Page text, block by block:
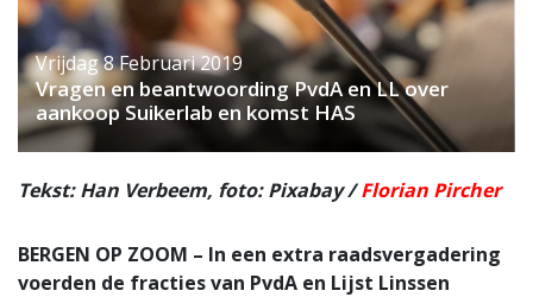
Vrijdag 8 Februari 2019
Vragen en beantwoording PvdA en LL over
aankoop Suikerlab en komst HAS
Tekst: Han Verbeem, foto: Pixabay /Florian Pircher
BERGEN OP ZOOM – In een extra raadsvergadering
voerden de fracties van PvdA en Lijst Linssen